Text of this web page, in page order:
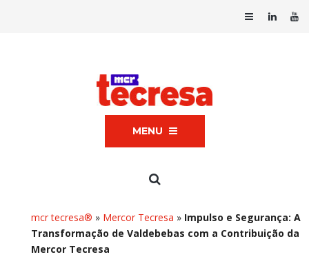
MENU
mcr tecresa® » Mercor Tecresa » Impulso e Segurança: A
Transformação de Valdebebas com a Contribuição da
Mercor Tecresa